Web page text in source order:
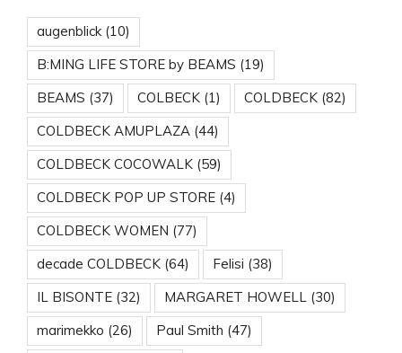
augenblick(10)
B:MING LIFE STORE by BEAMS (19)
BEAMS (37) COLBECK (1) COLDBECK (82)
COLDBECK AMUPLAZA (44)
COLDBECK COCOWALK (59)
COLDBECK POP UP STORE (4)
COLDBECK WOMEN (77)
decade COLDBECK (64) Felisi (38)
IL BISONTE (32) MARGARET HOWELL (30)
marimekko (26) Paul Smith (47)